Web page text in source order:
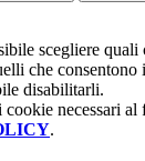
scegliere
che
disabilitarli.
necessari
.